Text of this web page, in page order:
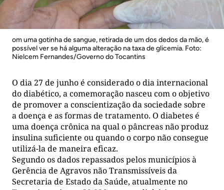
om uma gotinha de sangue, retirada de um dos dedos da mão, é
possível ver se há alguma alteração na taxa de glicemia. Foto:
Nielcem Fernandes/Governo do Tocantins
O dia 27 de junho é considerado o dia internacional
do diabético, a comemoração nasceu com o objetivo
de promover a conscientização da sociedade sobre
a doença e as formas de tratamento. O diabetes é
uma doença crônica na qual o pâncreas não produz
insulina suficiente ou quando o corpo não consegue
utilizá-la de maneira eficaz.
Segundo os dados repassados pelos municípios à
Gerência de Agravos não Transmissíveis da
Secretaria de Estado da Saúde, atualmente no